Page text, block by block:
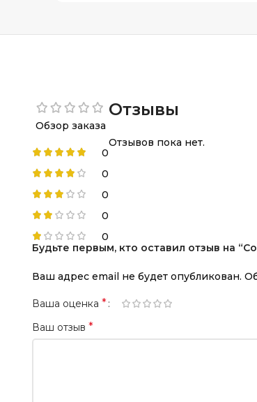
Обзор заказа
0
0
0
0
0
Отзывы
Отзывов пока нет.
Будьте первым, кто оставил отзыв на
Ваш адрес email не будет опубликован.
Ваша оценка *
Ваш отзыв *